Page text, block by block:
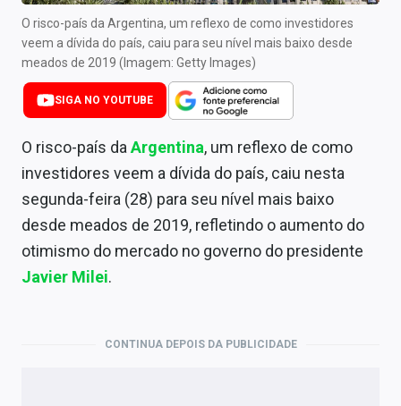
Central de Dividendos
Central de Fundos Imobiliários
Central dos IPOs
Finanças Pessoais
Mercados
Economia
Empresas
O risco-país da Argentina, um reflexo de como investidores
veem a dívida do país, caiu para seu nível mais baixo desde
meados de 2019 (Imagem: Getty Images)
SIGA NO YOUTUBE
O risco-país daArgentina, um reflexo de como
investidores veem a dívida do país, caiu nesta
segunda-feira (28) para seu nível mais baixo
desde meados de 2019, refletindo o aumento do
otimismo do mercado no governo do presidente
Javier Milei.
CONTINUA DEPOIS DA PUBLICIDADE